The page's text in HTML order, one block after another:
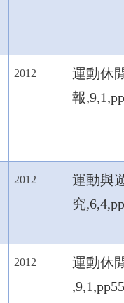
2012
運動休
報
2012
運動與
究
2012
運動休